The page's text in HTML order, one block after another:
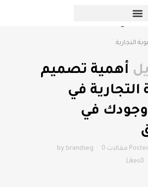
الهوية التجارية في تعزيز
أهمية تصميم
التجارية في
وجودك في
مقالات by brandseg
0
0
Likes